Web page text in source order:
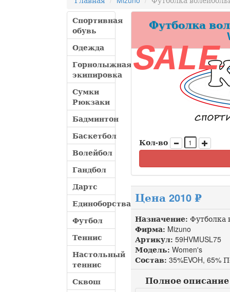
Спортивная
обувь
Одежда
Горнолыжная
экипировка
Сумки
Рюкзаки
Бадминтон
Баскетбол
Волейбол
Гандбол
Дартс
Единоборства
Футбол
Теннис
Настольный
теннис
Сквош
Футболка
SALE
Кол-во
Цена 2010 ₽
Назначение: Футболка
Фирма: Mizuno
Артикул: 59HVMUSL75
Модель: Women's
Состав: 35%EVOH, 65%
Полное описание